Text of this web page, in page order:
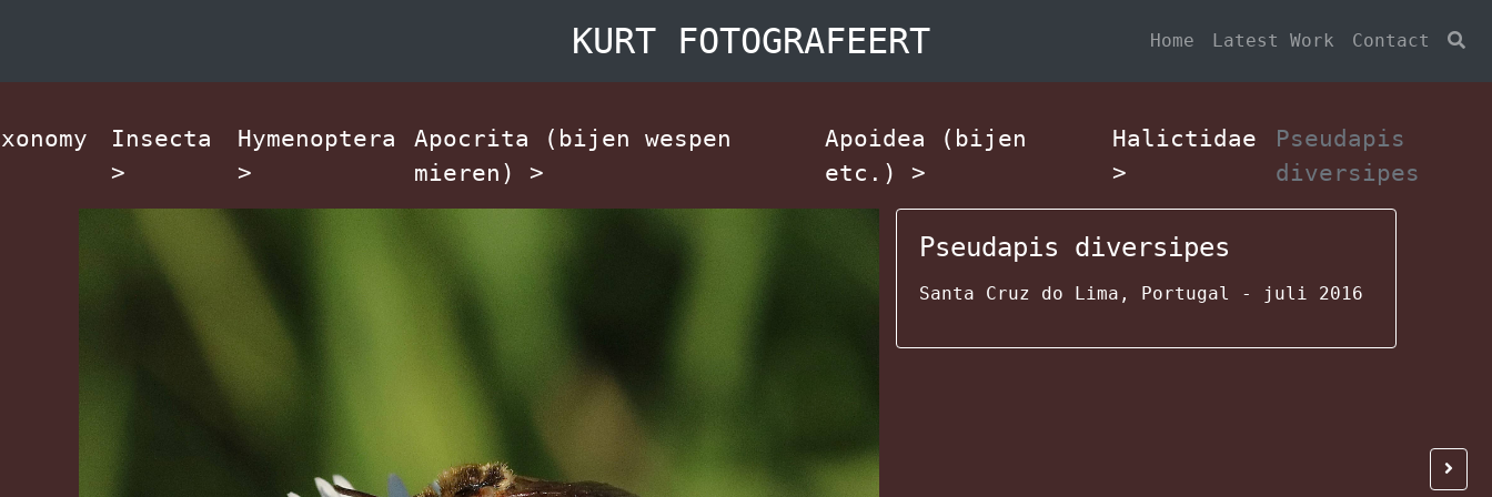
KURT FOTOGRAFEERT Home Latest Work Contact
Insecta
>
Hymenoptera
>
Apocrita (bijen wespen
mieren) >
Apoidea (bijen
etc.) >
Halictidae
>
Pseudapis
diversipes
Pseudapis diversipes
Santa Cruz do Lima, Portugal - juli 2016